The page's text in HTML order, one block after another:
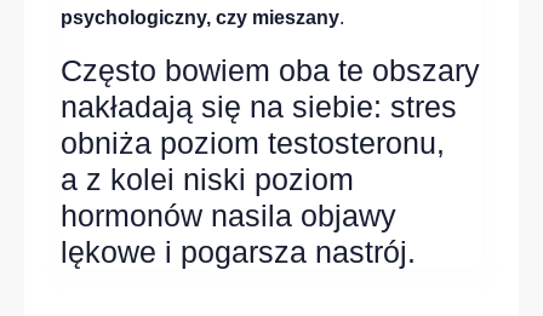
psychologiczny, czy mieszany.
Często bowiem oba te obszary
nakładają się na siebie: stres
obniża poziom testosteronu,
a z kolei niski poziom
hormonów nasila objawy
lękowe i pogarsza nastrój.